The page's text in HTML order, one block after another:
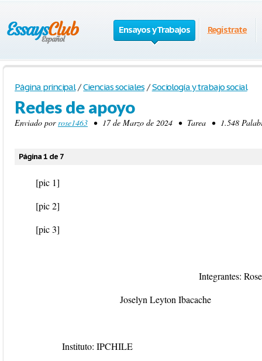
Ensayos y Trabajos Regístrate
Página principal / Ciencias sociales / Sociología y trabajo social
Redes de apoyo
Enviado porrose1463 • 17 de Marzo de 2024 • Tarea • 1.548
Página 1 de 7
[pic 1]
[pic 2]
[pic 3]
Integrantes: Rose
Joselyn Leyton Ibacache
Instituto: IPCHILE